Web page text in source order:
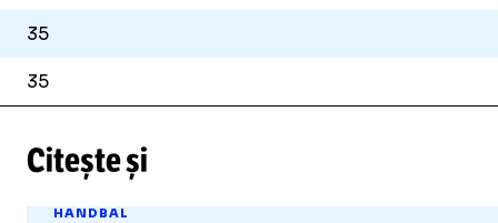
35
35
Citește și
HANDBAL